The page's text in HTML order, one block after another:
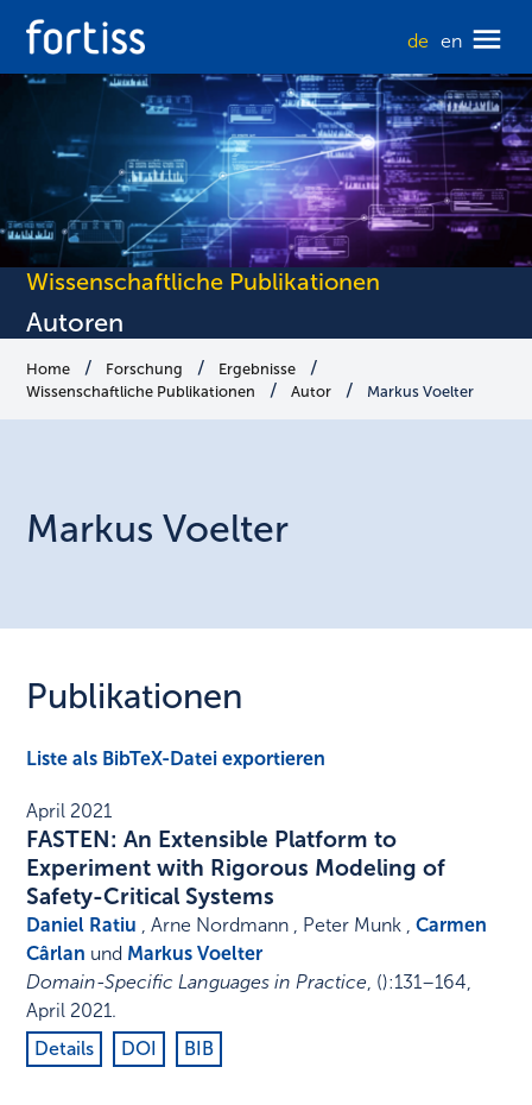
de en
Wissenschaftliche Publikationen
Autoren
Home Forschung
Ergebnisse
Wissenschaftliche Publikationen
Autor Markus Voelter
MarkusVoelter
Publikationen
Liste als BibTeX-Datei exportieren
April 2021
FASTEN: An Extensible Platform to
Experiment with Rigorous Modeling of
Safety-Critical Systems
Daniel Ratiu , Arne Nordmann , Peter Munk ,Carmen
Cârlan und Markus Voelter
Domain-Specific Languages in Practice, ():131–164,
April 2021.
Details
DOI BIB